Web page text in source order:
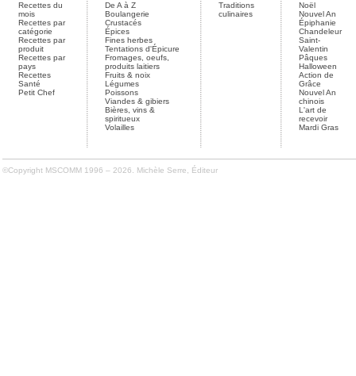
Recettes du
mois
Recettes par
catégorie
Recettes par
produit
Recettes par
pays
Recettes
Santé
Petit Chef
De A à Z
Boulangerie
Crustacés
Épices
Fines herbes
Tentations d'Épicure
Fromages, oeufs,
produits laitiers
Fruits & noix
Légumes
Poissons
Viandes & gibiers
Bières, vins &
spiritueux
Volailles
Traditions
culinaires
Noël
Nouvel An
Épiphanie
Chandeleur
Saint-
Valentin
Pâques
Halloween
Action de
Grâce
Nouvel An
chinois
L'art de
recevoir
Mardi Gras
©Copyright MSCOMM 1996 – 2026. Michèle Serre, Éditeur